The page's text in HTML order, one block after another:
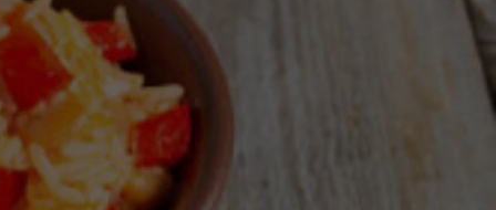
Bevestiging